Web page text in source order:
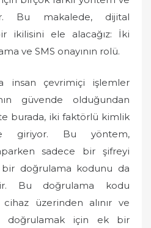
Bu makalede, dijital
ikilisini ele alacağız: İki
ve SMS onayının rolü.
insan çevrimiçi işlemler
güvende olduğundan
burada, iki faktörlü kimlik
giriyor. Bu yöntem,
sadece bir şifreyi
bir doğrulama kodunu da
Bu doğrulama kodu
üzerinden alınır ve
doğrulamak için ek bir